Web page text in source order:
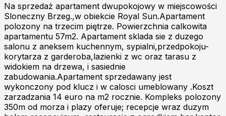
Na sprzedaż apartament dwupokojowy w miejscowości
Sloneczny Brzeg.,w obiekcie Royal Sun.Apartament
polozony na trzecim piętrze. Powierzchnia calkowita
apartamentu 57m2. Apartament sklada sie z duzego
salonu z aneksem kuchennym, sypialni,przedpokoju-
korytarza z garderoba,lazienki z wc oraz tarasu z
widokiem na drzewa, i sasiednie
zabudowania.Apartament sprzedawany jest
wykonczony pod klucz i w calosci umeblowany .Koszt
zarzadzania 14 euro na m2 rocznie. Kompleks polozony
350m od morza i plazy oferuje; recepcje wraz duzym